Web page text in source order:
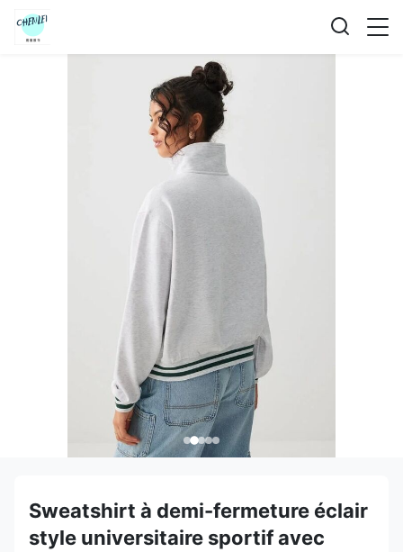
Sweatshirt à demi-fermeture éclair
style universitaire sportif avec